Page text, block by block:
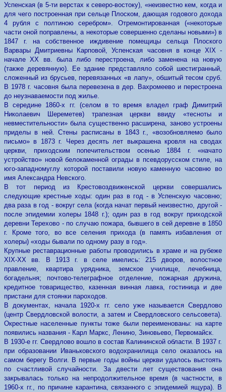
Успенская (в 5-ти верстах к северо-востоку), «неизвестно кем, когда и
для чего построенная при сельце Плоском, дающая гoдoвого дохода
4 рубля с полтиною серебром». Отремонтированная («некоторые
части оной поправлены, а некоторые совершенно сделаны новыми») в
1847 г. на собственное иждивение помещицы сельца Плоского
Варвары Дмитриевны Карповой, Успенская часовня в конце XIX -
начале ХХ вв. была либо перестроена, либо заменена на новую
(также деревянную). Ее здание представляло собой шестигранный,
сложенный из брусьев, перевязанных «в лапу», обшитый тесом сруб.
В 1978 г. часовня была перевезена в дер. Baxpомеево и перестроена
до неузнаваемости под жилье.
В середине 1860-х гг. (селом в то время владел граф Димитрий
Николаевич Шереметев) трапезная церкви ввиду «тесноты и
невместительности» была существенно расширена, заново устроены
приделы в ней. Стены расписаны в 1843 г., «возобновляемо было
письмо» в 1873 г. Через десять лет выкрашена кровля на сводах
церкви, приходским попечительством осенью 1884 г. «начато
устройство» новой белокаменной ограды в псевдорусском стиле, на
юго-западномуглу которой поставили новую каменную часовню во
имя Александра Невского.
В тот период из Крестовоздвиженской церкви совершались
следующие крестные ходы: один раз в год - в Успенскую часовню;
два раза в год - вокруг села (когда начат первый неизвестно, другой -
после эпидемии холеры 1848 г.); один раз в год вокруг приходской
деревни Терехово - по случаю пожара, бывшего в сей деревне в 1850
г. Кроме того, во все селения прихода (в память избавления от
холеры) «ходы бывали по одному разу в год».
Крупные реставрационные работы проводились в храме и на рубеже
XIX-XX вв. В 1913 г. в селе имелись: 215 дворов, волостное
правление, квартира урядника, земское училище, лечебница,
богадельня; почтово-телеграфное отделение, пожарная дружина,
кредитное товарищество, казенная винная лавка, гостиница и две
пристани для стоянки пароходов.
В документах, начала 1920-х гг. село уже называется Свердлово
(центр Свердловской волости, а затем и Свердловского сельсовета).
Окрестные населенные пункты тоже были переименованы: на карте
появились названия - Карл Маркс, Ленино, Зиновьево, Первомайск.
В 1930-е гг. Свердлово вошло в состав Калининской области. В 1937 г.
при образовании Иваньковского водохранилища село оказалось на
самом берегу Волги. В первые годы войны церкви удалось выстоять
по счастливой случайности. За двести лет существования она
закрывалась только на непродолжительное время (в частности, в
1960-х гг., по причине карантина, связанного с эпидемией ящура). В